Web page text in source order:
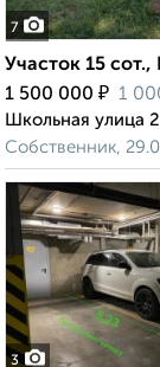
7
Участок 15
1 500 000 ₽ 1
Школьная улица
Собственник,
3